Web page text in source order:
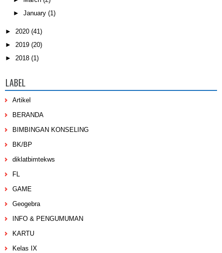
► January (1)
► 2020 (41)
► 2019 (20)
► 2018 (1)
LABEL
Artikel
BERANDA
BIMBINGAN KONSELING
BK/BP
diklatbimtekws
FL
GAME
Geogebra
INFO & PENGUMUMAN
KARTU
Kelas IX